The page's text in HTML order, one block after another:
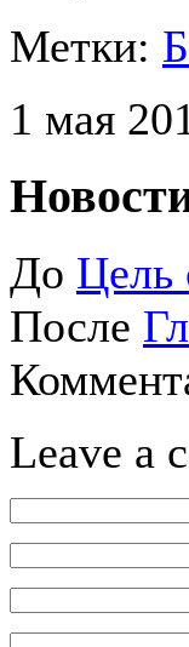
Метки:
1 мая
До Цель
После
Leave a